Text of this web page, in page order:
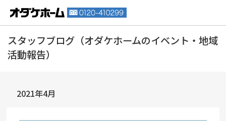
2021年4月